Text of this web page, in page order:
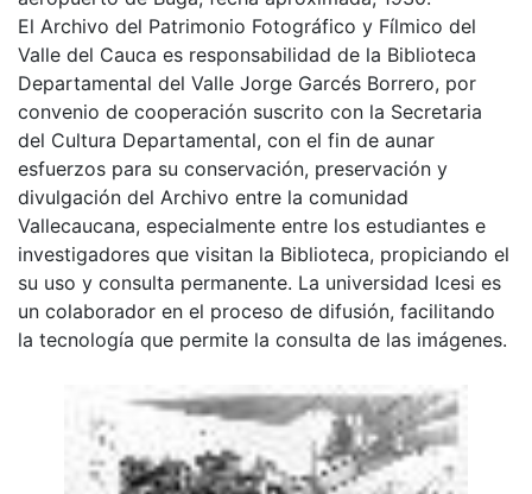
El Archivo del Patrimonio Fotográfico y Fílmico del
Valle del Cauca es responsabilidad de la Biblioteca
Departamental del Valle Jorge Garcés Borrero, por
convenio de cooperación suscrito con la Secretaria
del Cultura Departamental, con el fin de aunar
esfuerzos para su conservación, preservación y
divulgación del Archivo entre la comunidad
Vallecaucana, especialmente entre los estudiantes e
investigadores que visitan la Biblioteca, propiciando el
su uso y consulta permanente. La universidad Icesi es
un colaborador en el proceso de difusión, facilitando
la tecnología que permite la consulta de las imágenes.